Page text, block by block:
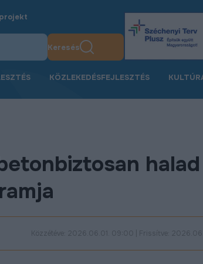
Keresés
KÖZLEKEDÉSFEJLESZTÉS
halad
Közzétéve: 2026.06.01. 09:00 | Frissítve: